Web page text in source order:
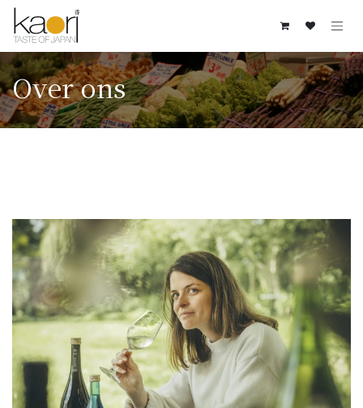
Overslaan naar inhoud
Over ons